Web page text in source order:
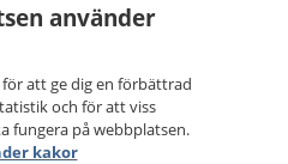
1177 för
runt.
må bättre.
använder
att ge dig en förbättrad
och för att viss
fungera på webbplatsen.
kakor